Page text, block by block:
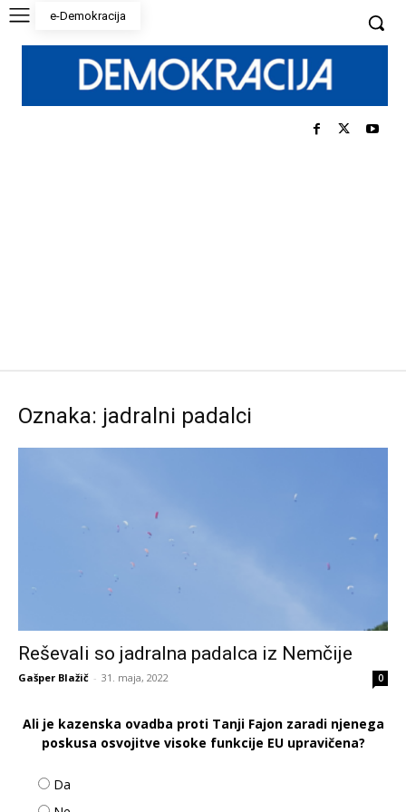
e-Demokracija
Oznaka: jadralni padalci
Reševali so jadralna padalca iz Nemčije
Gašper Blažič - 31. maja, 2022 0
Ali je kazenska ovadba proti Tanji Fajon zaradi njenega
poskusa osvojitve visoke funkcije EU upravičena?
Da